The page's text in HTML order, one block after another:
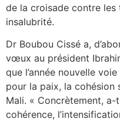
de la croisade contre les
insalubrité.
Dr Boubou Cissé a,
vœux au président
que l’année nouvelle
pour la paix, la cohésion
Mali. « Concrètement,
cohérence,